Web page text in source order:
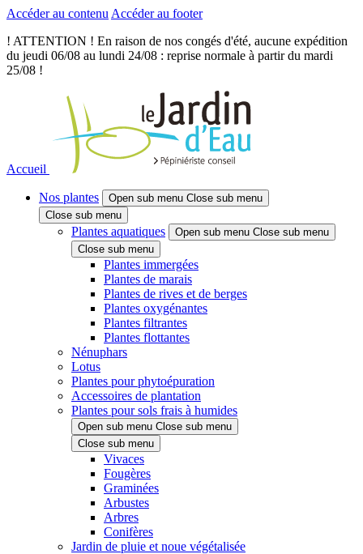
Accéder au contenu Accéder au footer
! ATTENTION ! En raison de nos congés d'été, aucune expédition
du jeudi 06/08 au lundi 24/08 : reprise normale à partir du mardi
25/08 !
Accueil
Nos plantes Open sub menu Close sub menu
Close sub menu
Plantes aquatiques Open sub menu Close sub menu
Close sub menu
Plantes immergées
Plantes de marais
Plantes de rives et de berges
Plantes oxygénantes
Plantes filtrantes
Plantes flottantes
Nénuphars
Lotus
Plantes pour phytoépuration
Accessoires de plantation
Plantes pour sols frais à humides
Open sub menu Close sub menu
Close sub menu
Vivaces
Fougères
Graminées
Arbustes
Arbres
Conifères
Jardin de pluie et noue végétalisée